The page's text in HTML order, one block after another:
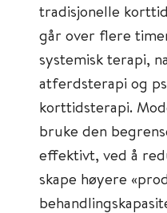
tradisjonelle
går over flere
systemisk terapi,
atferdsterapi og
korttidsterapi.
bruke den
effektivt, ved å
skape høyere